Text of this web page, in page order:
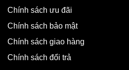
Chính sách ưu đãi
Chính sách bảo mật
Chính sách giao hàng
Chính sách đổi trả